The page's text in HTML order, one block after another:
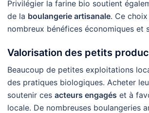
Privilégier la farine bio soutient
de la boulangerie artisanale. Ce
nombreux bénéfices économiques et
Valorisation des petits
Beaucoup de petites exploitations
des pratiques biologiques. Acheter
soutenir ces acteurs engagés et à
locale. De nombreuses boulangeries